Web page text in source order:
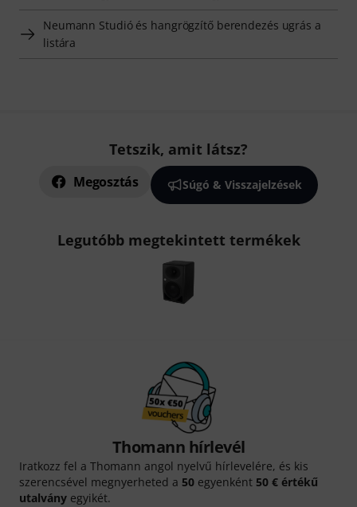
Neumann Studió és hangrögzítő berendezés ugrás a
listára
Tetszik, amit látsz?
Megosztás Súgó & Visszajelzések
Legutóbb megtekintett termékek
Thomann hírlevél
Iratkozz fel a Thomann angol nyelvű hírlevelére, és kis
szerencsével megnyerheted a 50 egyenként 50 € értékű
utalvány egyikét.